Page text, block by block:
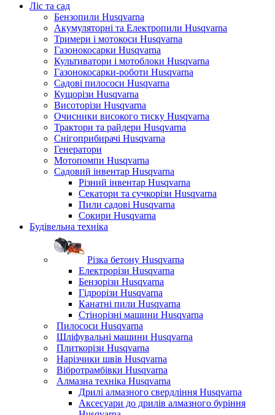
Ліс та сад
Бензопили Husqvarna
Акумуляторні та Електропили Husqvarna
Тримери і мотокоси Husqvarna
Газонокосарки Husqvarna
Культиватори і мотоблоки Husqvarna
Газонокосарки-роботи Husqvarna
Садові пилососи Husqvarna
Кущорізи Husqvarna
Висоторізи Husqvarna
Очисники високого тиску Husqvarna
Трактори та райдери Husqvarna
Снігоприбирачі Husqvarna
Генератори
Мотопомпи Husqvarna
Садовий інвентар Husqvarna
Різний інвентар Husqvarna
Секатори та сучкорізи Husqvarna
Пили садові Husqvarna
Сокири Husqvarna
Будівельна техніка
Різка бетону Husqvarna
Електрорізи Husqvarna
Бензорізи Husqvarna
Гідрорізи Husqvarna
Канатні пили Husqvarna
Стінорізні машини Husqvarna
Пилососи Husqvarna
Шліфувальні машини Husqvarna
Плиткорізи Husqvarna
Нарізчики швів Husqvarna
Вібротрамбівки Husqvarna
Алмазна техніка Husqvarna
Дрилі алмазного свердління Husqvarna
Аксесуари до дрилів алмазного буріння